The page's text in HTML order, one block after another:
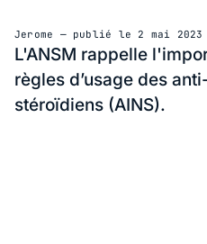
Jerome — publié le 2 mai 2023
L'ANSM rappelle
règles d’usage des
stéroïdiens (AINS).